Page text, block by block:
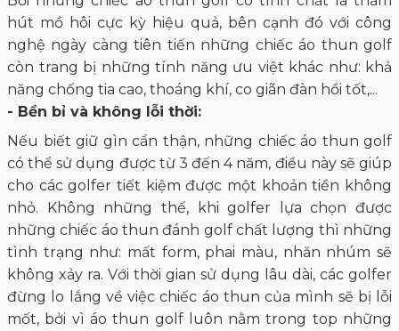
hút mồ hôi cực kỳ hiệu quả, bên cạnh đó với công
nghệ ngày càng tiên tiến những chiếc áo thun golf
còn trang bị những tính năng ưu việt khác như: khả
năng chống tia cao, thoáng khí, co giãn đàn hồi tốt,...
- Bền bỉ và không lỗi thời:
Nếu biết giữ gìn cẩn thận, những chiếc áo thun golf
có thể sử dụng được từ 3 đến 4 năm, điều này sẽ giúp
cho các golfer tiết kiệm được một khoản tiền không
nhỏ. Không những thế, khi golfer lựa chọn được
những chiếc áo thun đánh golf chất lượng thì những
tình trạng như: mất form, phai màu, nhăn nhúm sẽ
không xảy ra. Với thời gian sử dụng lâu dài, các golfer
đừng lo lắng về việc chiếc áo thun của mình sẽ bị lỗi
mốt, bởi vì áo thun golf luôn nằm trong top những